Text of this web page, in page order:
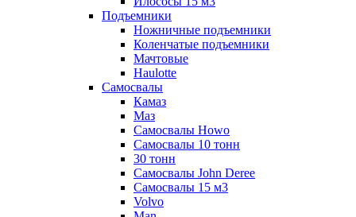
Подъемники
Ножничные подъемники
Коленчатые подъемники
Мачтовые
Haulotte
Самосвалы
Камаз
Маз
Самосвалы Howo
Самосвалы 10 тонн
30 тонн
Самосвалы John Deree
Самосвалы 15 м3
Volvo